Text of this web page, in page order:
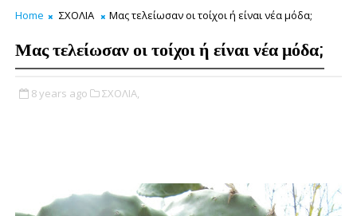
Home ΣΧΟΛΙΑ Μας τελείωσαν οι τοίχοι ή είναι νέα μόδα;
Μας τελείωσαν οι τοίχοι ή είναι νέα μόδα;
8 years ago ΣΧΟΛΙΑ,